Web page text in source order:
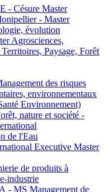
- Césure Master
- Master
évolution
Agrosciences,
Paysage, Forêt
des risques
environnementaux
Environnement)
nature et société -
de l'Eau
Executive Master
de produits à
industrie
- MS Management de